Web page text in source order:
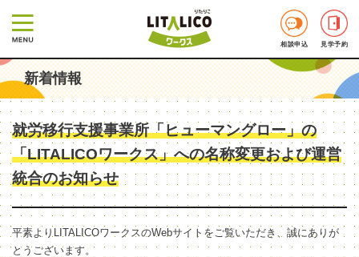
相談申込 見学予約
新着情報
就労移行支援事業所「ヒューマングロー」の
「LITALICOワークス」への名称変更および運営
統合のお知らせ
平素よりLITALICOワークスのWebサイトをご覧いただき、誠にありが
とうございます。